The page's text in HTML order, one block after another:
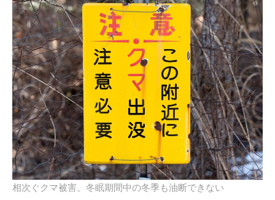
相次ぐクマ被害。冬眠期間中の冬季も油断できない